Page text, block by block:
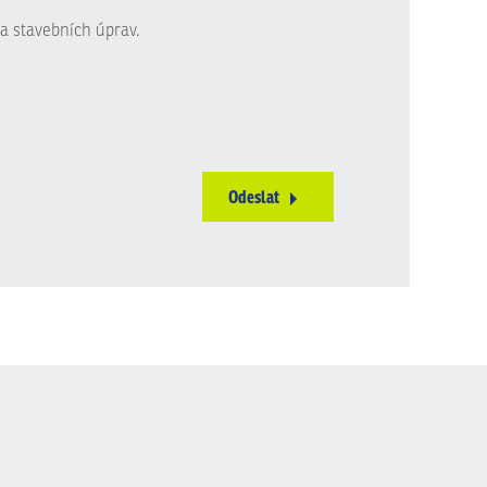
stavebních úprav.
Odeslat